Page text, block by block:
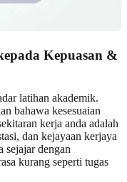
Kepuasan &
latihan akademik.
bahawa kesesuaian
kerja anda adalah
dan kejayaan kerjaya
sejajar dengan
kurang seperti tugas